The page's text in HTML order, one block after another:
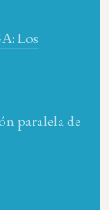
Los
paralela de